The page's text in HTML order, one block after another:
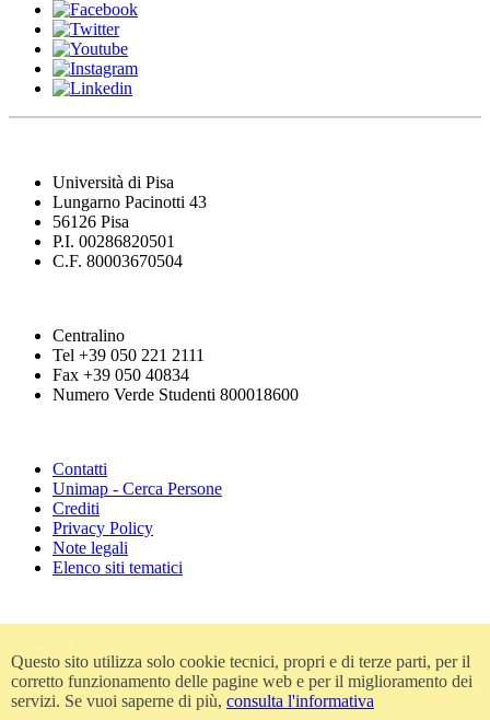
Università di Pisa
Lungarno Pacinotti 43
56126 Pisa
P.I. 00286820501
C.F. 80003670504
Centralino
Tel +39 050 221 2111
Fax +39 050 40834
Numero Verde Studenti 800018600
Contatti
Unimap - Cerca Persone
Crediti
Privacy Policy
Note legali
Elenco siti tematici
Accessibilità
Amministrazione trasparente
Atti di notifica
Questo sito utilizza solo cookie tecnici, propri e di terze parti, per il
corretto funzionamento delle pagine web e per il miglioramento dei
servizi. Se vuoi saperne di più, consulta l'informativa